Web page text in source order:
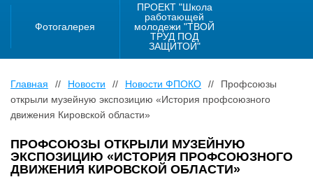
Фотогалерея
ПРОЕКТ "Школа
работающей
молодежи "ТВОЙ
ТРУД ПОД
ЗАЩИТОЙ"
Главная // Новости // Новости ФПОКО //
Профсоюзы
открыли музейную экспозицию «История профсоюзного
движения Кировской области»
ПРОФСОЮЗЫ ОТКРЫЛИ МУЗЕЙНУЮ
ЭКСПОЗИЦИЮ «ИСТОРИЯ ПРОФСОЮЗНОГО
ДВИЖЕНИЯ КИРОВСКОЙ ОБЛАСТИ»